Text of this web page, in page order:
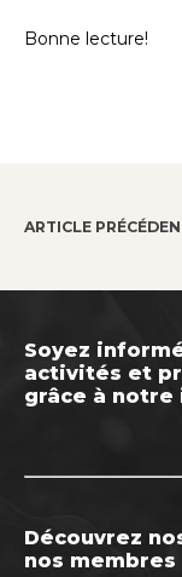
Bonne lecture!
ARTICLE
Soyez
activités et
grâce à
Découvrez
nos membres